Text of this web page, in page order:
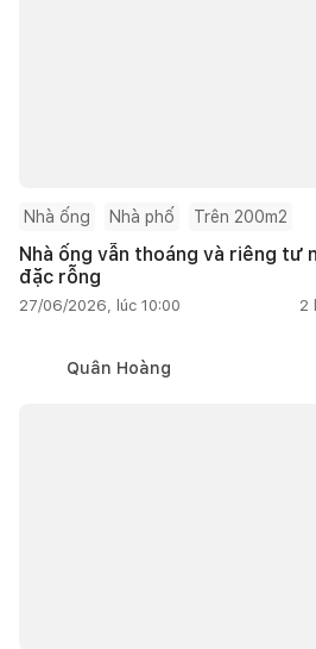
Nhà ống Nhà phố Trên 200m2
Nhà ống vẫn thoáng và riêng tư
đặc rỗng
27/06/2026, lúc 10:00 2
Quân Hoàng